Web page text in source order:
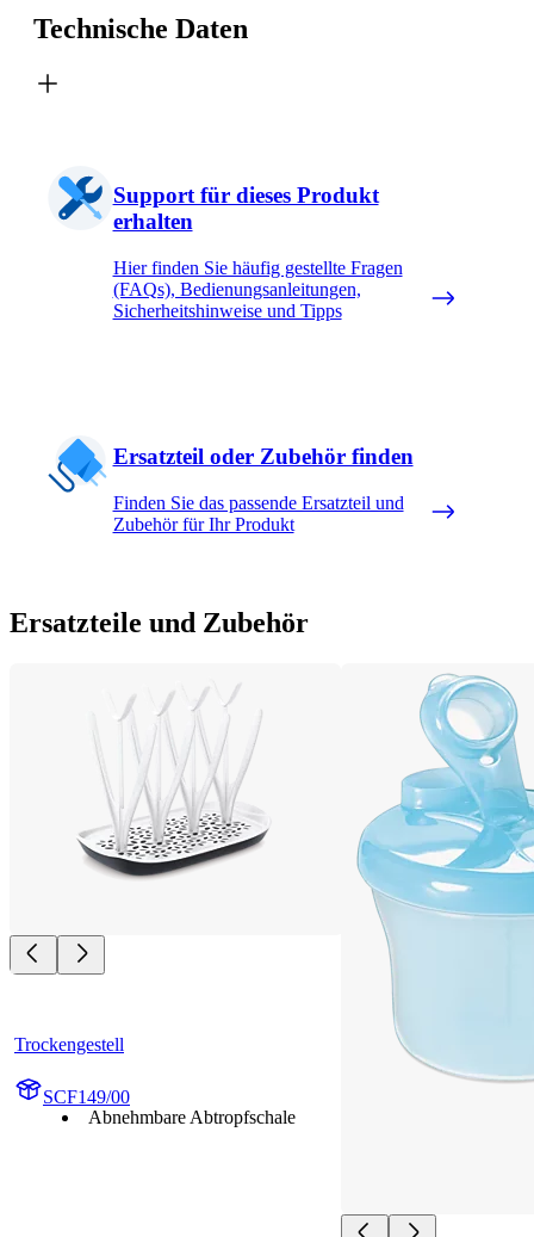
Technische Daten
Support für dieses Produkt
erhalten
Hier finden Sie häufig gestellte Fragen
(FAQs), Bedienungsanleitungen,
Sicherheitshinweise und Tipps
Ersatzteil oder Zubehör finden
Finden Sie das passende Ersatzteil und
Zubehör für Ihr Produkt
Ersatzteile und Zubehör
Trockengestell
SCF149/00
Abnehmbare Abtropfschale